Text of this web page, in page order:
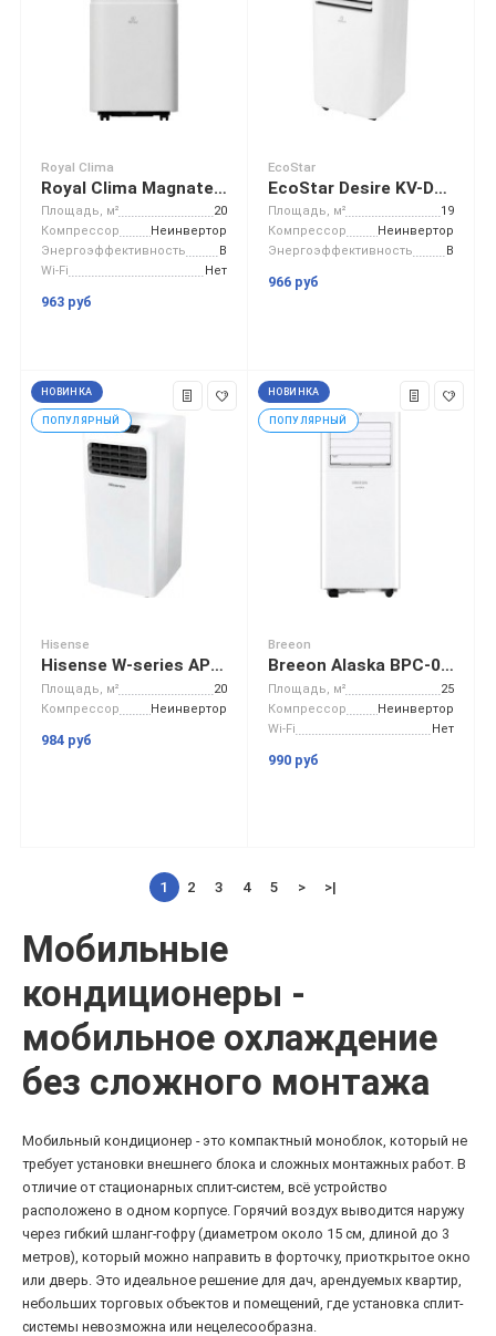
Royal Clima
Royal Clima Magnate RM-MT28CH-E
Площадь, м²
20
Компрессор
Неинвертор
Энергоэффективность
B
Wi-Fi
Нет
963 руб
EcoStar
EcoStar Desire KV-DS09CH-E
Площадь, м²
19
Компрессор
Неинвертор
Энергоэффективность
B
966 руб
НОВИНКА
ПОПУЛЯРНЫЙ
Hisense
Hisense W-series AP-07CR4GKWS00
Площадь, м²
20
Компрессор
Неинвертор
984 руб
НОВИНКА
ПОПУЛЯРНЫЙ
Breeon
Breeon Alaska BPC-09TDR
Площадь, м²
25
Компрессор
Неинвертор
Wi-Fi
Нет
990 руб
1 2 3 4 5 > >|
Мобильные
кондиционеры -
мобильное охлаждение
без сложного монтажа
Мобильный кондиционер - это компактный моноблок, который не
требует установки внешнего блока и сложных монтажных работ. В
отличие от стационарных сплит-систем, всё устройство
расположено в одном корпусе. Горячий воздух выводится наружу
через гибкий шланг-гофру (диаметром около 15 см, длиной до 3
метров), который можно направить в форточку, приоткрытое окно
или дверь. Это идеальное решение для дач, арендуемых квартир,
небольших торговых объектов и помещений, где установка сплит-
системы невозможна или нецелесообразна.